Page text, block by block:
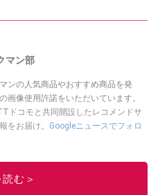
マン部
ンの人気商品やおすすめ商品を発
の画像使用許諾をいただいています。
ドコモと共同開設したレコメンドサ
をお届け。 Googleニュースでフォロ
チオシストの他の記事を読む
む＞